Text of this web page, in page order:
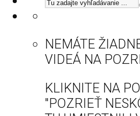
NEMÁTE
VIDEÁ NA
KLIKNITE NA
"POZRIEŤ